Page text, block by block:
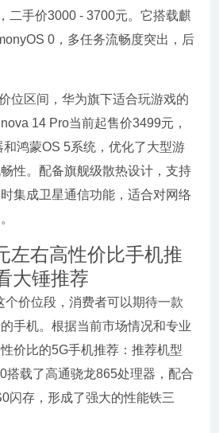
二手价3000 - 3700元。它搭载麒
0，多任务流畅度突出，后
位区间，华为旗下适合玩游戏的
14 Pro当前起售价3499元，
鸿蒙OS 5系统，优化了大型游
性。配备旗舰级散热设计，支持
集成卫星通信功能，适合对网络
左右高性价比手机推
大锤推荐
个价位段，消费者可以期待一款
手机。根据当前市场情况和专业
价比的5G手机推荐：推荐机型
搭载了高通骁龙865处理器，配合
闪存，形成了强大的性能铁三